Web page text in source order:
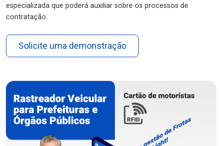
especializada que poderá auxiliar sobre os processos de
contratação.
Solicite uma demonstração